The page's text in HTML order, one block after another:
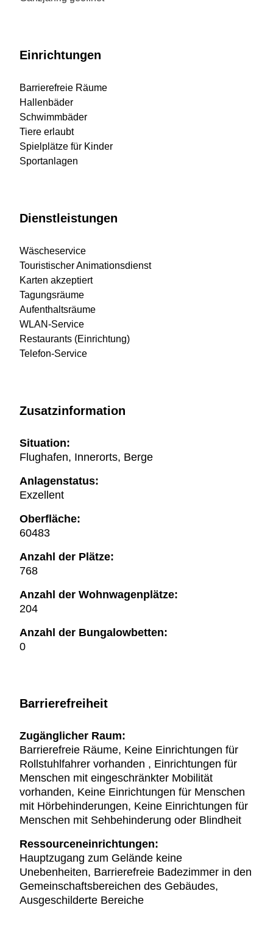
Einrichtungen
Barrierefreie Räume
Hallenbäder
Schwimmbäder
Tiere erlaubt
Spielplätze für Kinder
Sportanlagen
Dienstleistungen
Wäscheservice
Touristischer Animationsdienst
Karten akzeptiert
Tagungsräume
Aufenthaltsräume
WLAN-Service
Restaurants (Einrichtung)
Telefon-Service
Zusatzinformation
Situation:
Flughafen, Innerorts, Berge
Anlagenstatus:
Exzellent
Oberfläche:
60483
Anzahl der Plätze:
768
Anzahl der Wohnwagenplätze:
204
Anzahl der Bungalowbetten:
0
Barrierefreiheit
Zugänglicher Raum:
Barrierefreie Räume, Keine Einrichtungen für
Rollstuhlfahrer vorhanden , Einrichtungen für
Menschen mit eingeschränkter Mobilität
vorhanden, Keine Einrichtungen für Menschen
mit Hörbehinderungen, Keine Einrichtungen für
Menschen mit Sehbehinderung oder Blindheit
Ressourceneinrichtungen:
Hauptzugang zum Gelände keine
Unebenheiten, Barrierefreie Badezimmer in den
Gemeinschaftsbereichen des Gebäudes,
Ausgeschilderte Bereiche